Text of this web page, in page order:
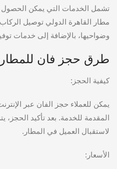
تشمل الخدمات التي يمكن الحصول
مطار القاهرة الدولي توصيل
وضواحيها، بالإضافة إلى خدمات
طرق حجز فان للمطار
كيفية الحجز:
يمكن للعملاء حجز الفان عبر
المقدمة للخدمة. بعد تأكيد الحجز،
لاستقبال العميل في المطار.
الأسعار: